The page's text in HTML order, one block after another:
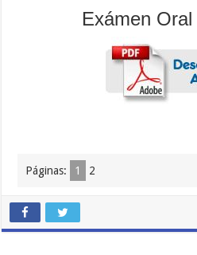
Exámen
Páginas: 1 2